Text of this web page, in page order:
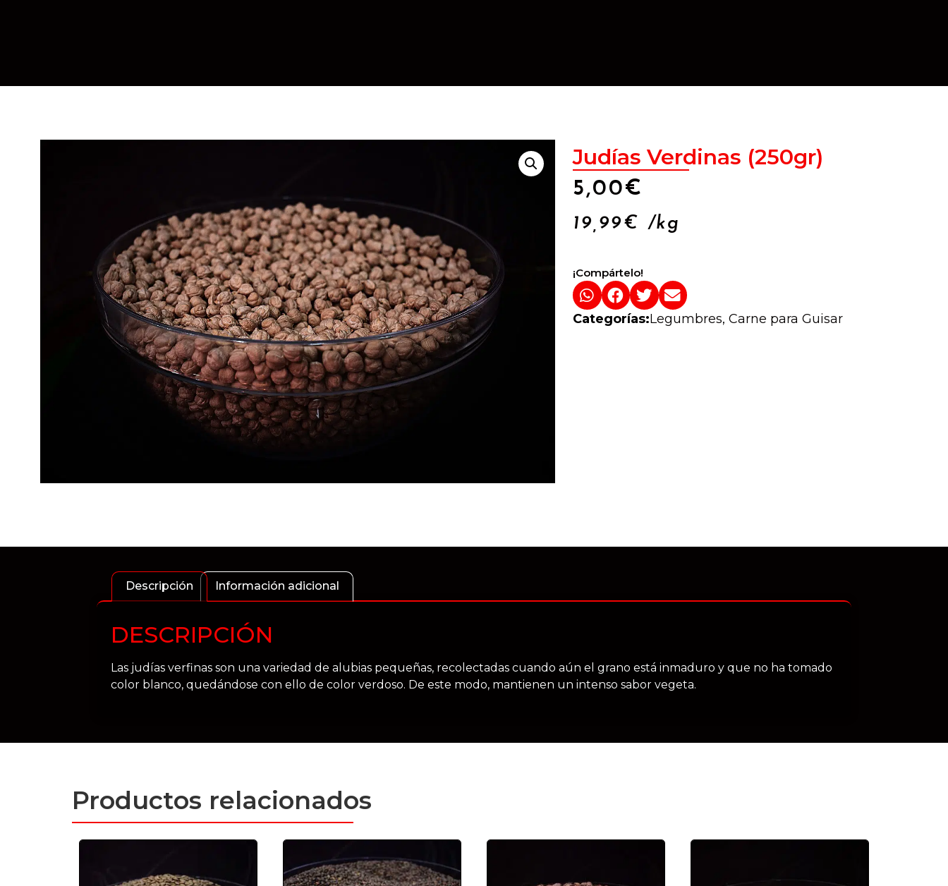
Judías Verdinas (250gr)
5,00€
19,99€ /kg
¡Compártelo!
Categorías:Legumbres, Carne para Guisar
Descripción Información adicional
DESCRIPCIÓN
Las judías verfinas son una variedad de alubias pequeñas, recolectadas cuando aún el grano está inmaduro y que no ha tomado
color blanco, quedándose con ello de color verdoso. De este modo, mantienen un intenso sabor vegeta.
Productos relacionados